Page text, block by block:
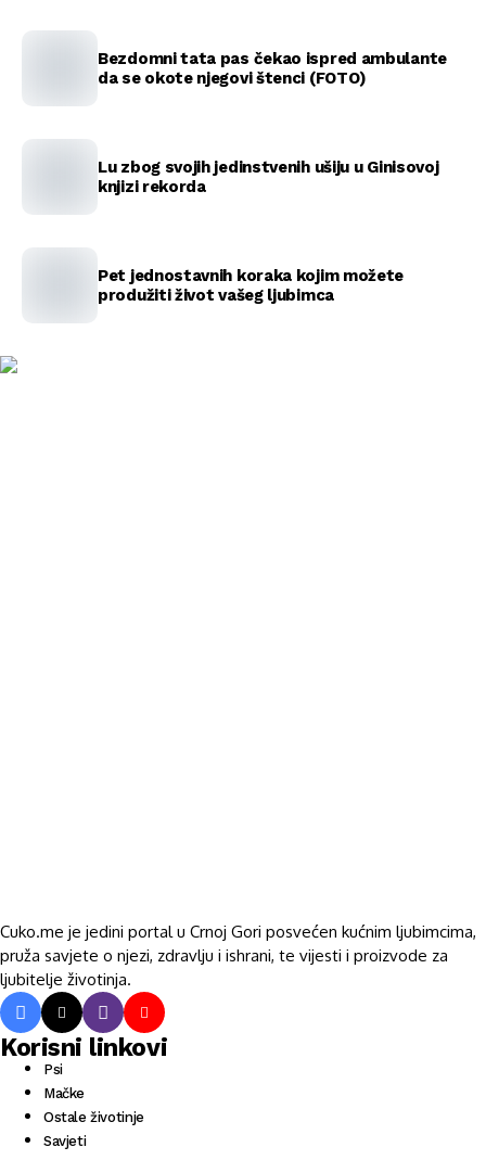
Bezdomni tata pas čekao ispred ambulante
da se okote njegovi štenci (FOTO)
Lu zbog svojih jedinstvenih ušiju u Ginisovoj
knjizi rekorda
Pet jednostavnih koraka kojim možete
produžiti život vašeg ljubimca
Cuko.me je jedini portal u Crnoj Gori posvećen kućnim ljubimcima,
pruža savjete o njezi, zdravlju i ishrani, te vijesti i proizvode za
ljubitelje životinja.
Korisni linkovi
Psi
Mačke
Ostale životinje
Savjeti